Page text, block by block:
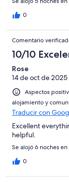
0
Comentario
10/10
Rose
14 de oct de 2025
Aspectos
alojamiento y
Traducir con
Excellent
helpful.
Se alojó 6 noches
0